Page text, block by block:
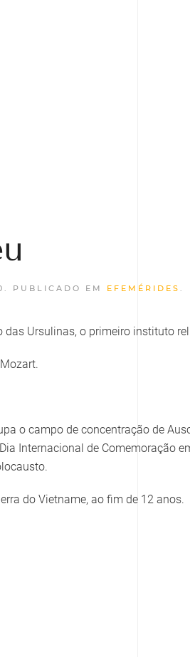
. PUBLICADO EM EFEMÉRIDES .
Ursulinas, o primeiro instituto
o campo de concentração de
Internacional de Comemoração
do Vietname, ao fim de 12 anos.